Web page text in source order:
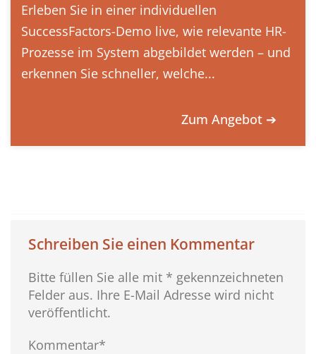
Erleben Sie in einer individuellen
SuccessFactors-Demo live, wie relevante HR-
Prozesse im System abgebildet werden – und
erkennen Sie schneller, welche...
Zum Angebot ➔
Schreiben Sie einen Kommentar
Bitte füllen Sie alle mit * gekennzeichneten
Felder aus. Ihre E-Mail Adresse wird nicht
veröffentlicht.
Kommentar*